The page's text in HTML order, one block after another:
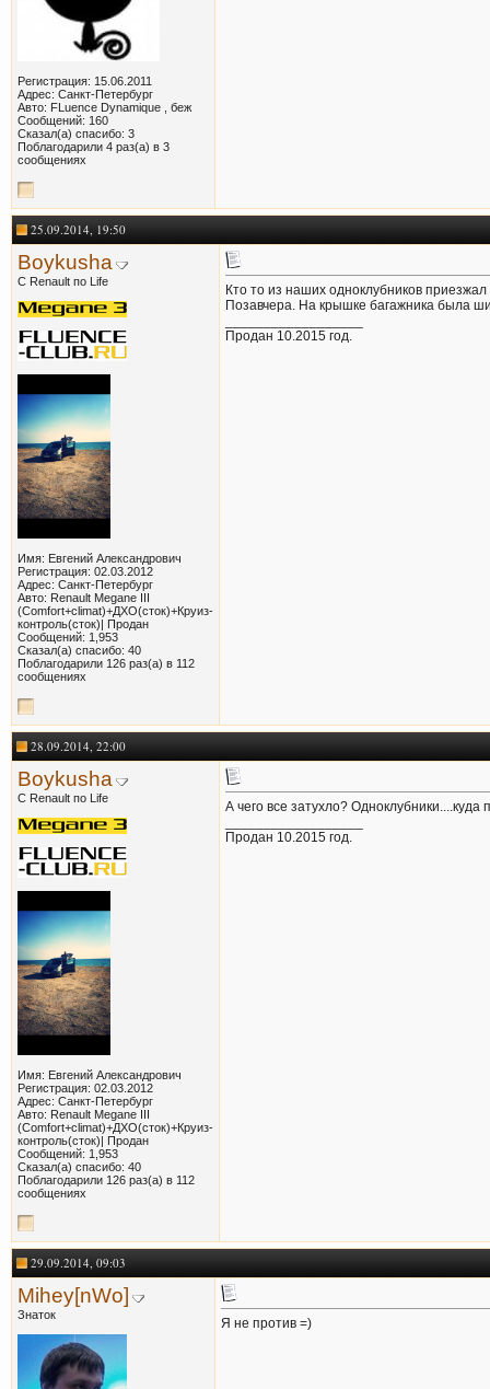
Регистрация: 15.06.2011
Адрес: Санкт-Петербург
Авто: FLuence Dynamique , беж
Сообщений: 160
Сказал(а) спасибо: 3
Поблагодарили 4 раз(а) в 3
сообщениях
25.09.2014, 19:50
Boykusha
С Renault по Life
Имя: Евгений Александрович
Регистрация: 02.03.2012
Адрес: Санкт-Петербург
Авто: Renault Megane III
(Comfort+climat)+ДХО(сток)+Круиз-
контроль(сток)| Продан
Сообщений: 1,953
Сказал(а) спасибо: 40
Поблагодарили 126 раз(а) в 112
сообщениях
Кто то из наших одноклубников
Позавчера. На крышке багажника была
Продан 10.2015 год.
28.09.2014, 22:00
Boykusha
С Renault по Life
Имя: Евгений Александрович
Регистрация: 02.03.2012
Адрес: Санкт-Петербург
Авто: Renault Megane III
(Comfort+climat)+ДХО(сток)+Круиз-
контроль(сток)| Продан
Сообщений: 1,953
Сказал(а) спасибо: 40
Поблагодарили 126 раз(а) в 112
сообщениях
А чего все затухло?
Продан 10.2015 год.
29.09.2014, 09:03
Mihey[nWo]
Знаток
Я не против =)